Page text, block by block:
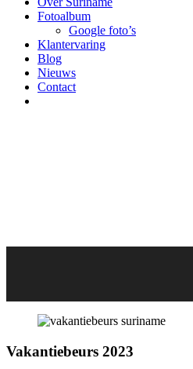
Fotoalbum
Google foto’s
Klantervaring
Blog
Nieuws
Contact
Vakantiebeurs 2023